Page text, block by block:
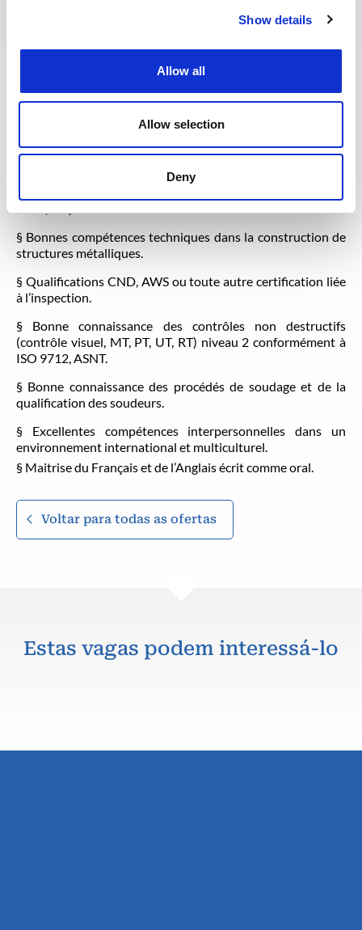
Show details
Allow all
Allow selection
Deny
Profil et expérience
domaine de la pétrochimie et ou du Oil and Gas.
§ Bonne connaissance des Codes / Standards
internationaux applicables à la construction et l’inspection
§ Bonnes compétences techniques dans la construction de
structures métalliques.
§ Qualifications CND, AWS ou toute autre certification liée
à l’inspection.
§ Bonne connaissance des contrôles non destructifs
(contrôle visuel, MT, PT, UT, RT) niveau 2 conformément à
ISO 9712, ASNT.
§ Bonne connaissance des procédés de soudage et de la
qualification des soudeurs.
§ Excellentes compétences interpersonnelles dans un
environnement international et multiculturel.
§ Maitrise du Français et de l’Anglais écrit comme oral.
Voltar para todas as ofertas
Estas vagas podem interessá-lo